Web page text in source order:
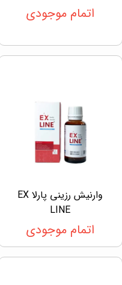
اتمام موجودی
وارنیش رزینی پارلا EX
LINE
اتمام موجودی